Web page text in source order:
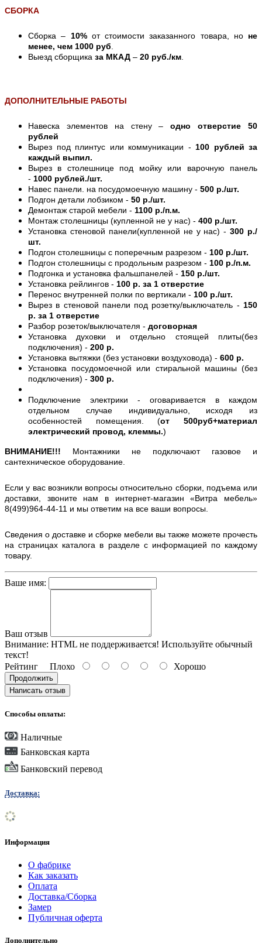
СБОРКА
Сборка – 10%от стоимости заказанного товара, но не
менее, чем 1000 руб
Выезд сборщика за МКАД – 20 руб./км
ДОПОЛНИТЕЛЬНЫЕ РАБОТЫ
Навеска элементов на стену –одно отверстие 50
рублей
Вырез под плинтус или коммуникации - 100 рублей за
каждый выпил.
Вырез в столешнице под мойку или варочную панель
- 1000 рублей./шт.
Навес панели. на посудомоечную машину - 500 р./шт.
Подгон детали лобзиком - 50 р./шт.
Демонтаж старой мебели - 1100 р./п.м.
Монтаж столешницы (купленной не у нас) - 400 р./шт.
Установка стеновой панели(купленной не у нас) -300 р./
шт.
Подгон столешницы с поперечным разрезом - 100 р./шт.
Подгон столешницы с продольным разрезом - 100 р./п.м.
Подгонка и установка фальшпанелей - 150 р./шт.
Установка рейлингов - 100 р. за 1 отверстие
Перенос внутренней полки по вертикали - 100 р./шт.
Вырез в стеновой панели под розетку/выключатель - 150
р. за 1 отверстие
Разбор розеток/выключателя - договорная
Установка духовки и отдельно стоящей плиты(без
подключения) - 200 р.
Установка вытяжки (без установки воздуховода) - 600 р.
Установка посудомоечной или стиральной машины (без
подключения) - 300 р.
Подключение электрики - оговаривается в каждом
отдельном случае индивидуально, исходя из
особенностей помещения. (от 500руб+материал
электрический провод, клеммы.)
ВНИМАНИЕ!!! Монтажники не подключают газовое и
сантехническое оборудование.
Если у вас возникли вопросы относительно сборки, подъема или
доставки, звоните нам в интернет-магазин «Витра мебель»
8(499)964-44-11 и мы ответим на все ваши вопросы.
Сведения о доставке и сборке мебели вы также можете прочесть
на страницах каталога в разделе с информацией по каждому
товару.
Ваше имя:
Ваш отзыв
Внимание: HTML не поддерживается! Используйте обычный
текст!
Рейтинг Плохо Хорошо
Продолжить
Написать отзыв
Способы оплаты:
Наличные
Банковская карта
Банковский перевод
Доставка:
Информация
О фабрике
Как заказать
Оплата
Доставка/Сборка
Замер
Публичная оферта
Дополнительно